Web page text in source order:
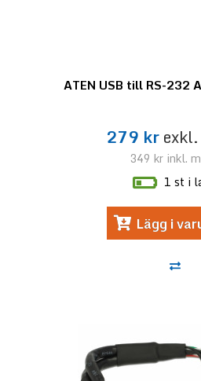
ATEN USB till RS-232
279 kr
349 krinkl.
1 st i
Lägg i